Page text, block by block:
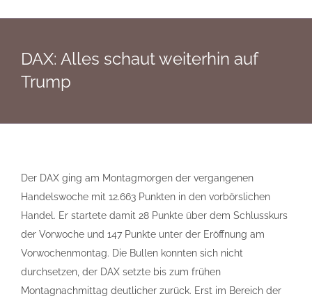
DAX: Alles schaut weiterhin auf
Trump
Der DAX ging am Montagmorgen der vergangenen
Handelswoche mit 12.663 Punkten in den vorbörslichen
Handel. Er startete damit 28 Punkte über dem Schlusskurs
der Vorwoche und 147 Punkte unter der Eröffnung am
Vorwochenmontag. Die Bullen konnten sich nicht
durchsetzen, der DAX setzte bis zum frühen
Montagnachmittag deutlicher zurück. Erst im Bereich der